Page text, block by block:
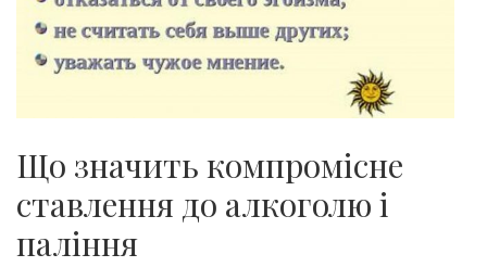
Що значить компромісне
ставлення до алкоголю і
паління